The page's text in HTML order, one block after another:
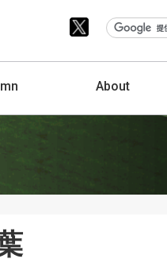
About